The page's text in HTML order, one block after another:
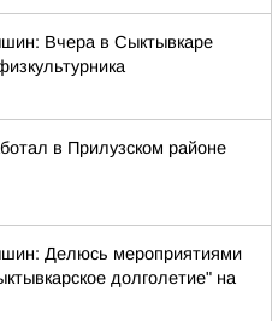
Вчера в Сыктывкаре
в Прилузском районе
Делюсь мероприятиями
долголетие" на